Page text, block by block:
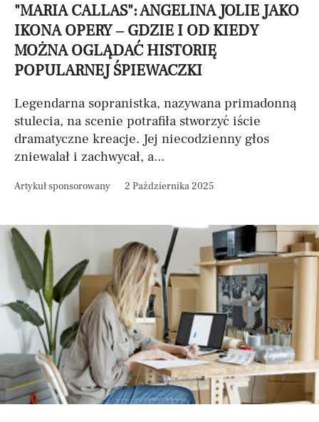
"MARIA CALLAS": ANGELINA JOLIE JAKO
IKONA OPERY – GDZIE I OD KIEDY
MOŻNA OGLĄDAĆ HISTORIĘ
POPULARNEJ ŚPIEWACZKI
Legendarna sopranistka, nazywana primadonną
stulecia, na scenie potrafiła stworzyć iście
dramatyczne kreacje. Jej niecodzienny głos
zniewalał i zachwycał, a...
Artykuł sponsorowany 2 Października 2025